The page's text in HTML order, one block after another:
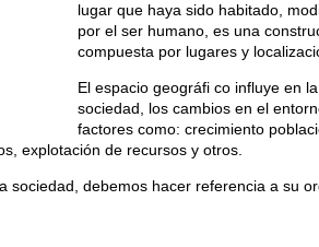
lugar que haya sido habitado,
por el ser humano, es una
compuesta por lugares y
El espacio geográfi co influye en
sociedad, los cambios en el
factores como: crecimiento
explotación de recursos y otros.
sociedad, debemos hacer referencia a su